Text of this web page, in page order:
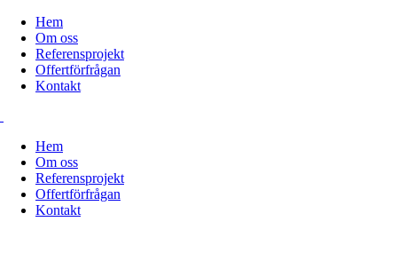
Hem
Om oss
Referensprojekt
Offertförfrågan
Kontakt
Hem
Om oss
Referensprojekt
Offertförfrågan
Kontakt